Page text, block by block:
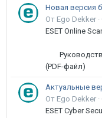
От Ego Dekker ·
ESET Online
Руководство
(PDF-файл)
Актуальные
От Ego Dekker ·
ESET Cyber